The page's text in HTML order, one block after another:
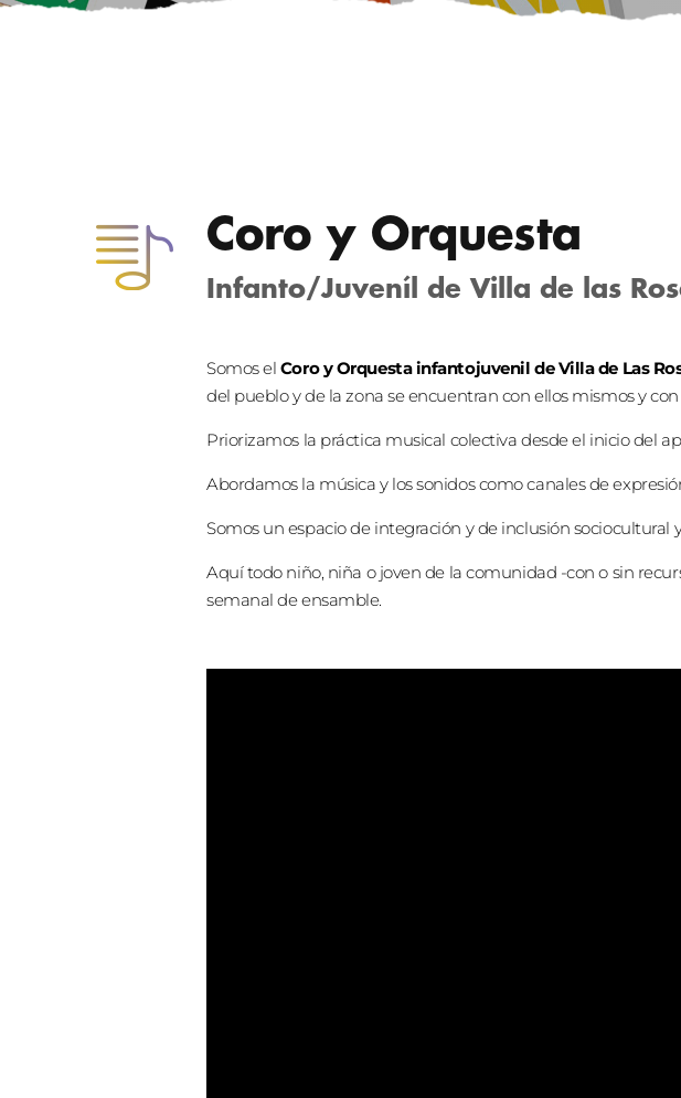
Coro y Orquesta
Infanto/Juveníl de Villa de las
Somos el Coro y Orquesta infantojuvenil de Villa de Las
del pueblo y de la zona se encuentran con ellos mismos y
Priorizamos la práctica musical colectiva desde el inicio del
Abordamos la música y los sonidos como canales de
Somos un espacio de integración y de inclusión sociocultural
Aquí todo niño, niña o joven de la comunidad -con o sin
semanal de ensamble.